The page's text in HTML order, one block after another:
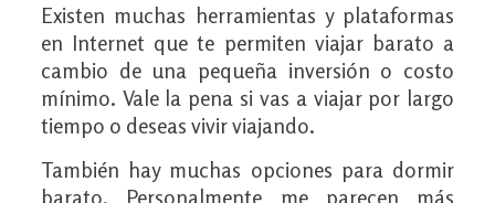
Existen muchas herramientas y plataformas
en Internet que te permiten viajar barato a
cambio de una pequeña inversión o costo
mínimo. Vale la pena si vas a viajar por largo
tiempo o deseas vivir viajando.
También hay muchas opciones para dormir
barato. Personalmente me parecen más